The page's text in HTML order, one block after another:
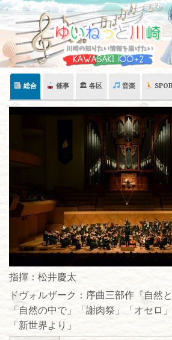
Skip
content
総合 催事 🏛 各区 音楽
指揮：松井慶太
ドヴォルザーク：序曲三部作『自然
「自然の中で」「謝肉祭」「オセロ
「新世界より」